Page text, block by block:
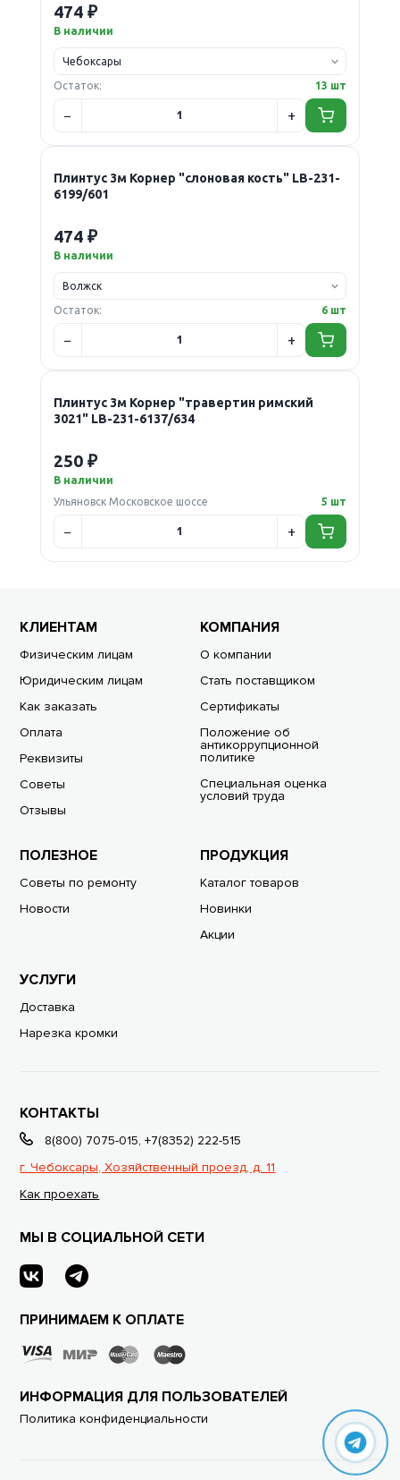
474 ₽
В наличии
Остаток: 13 шт
Плинтус 3м Корнер "слоновая кость" LB-231-
6199/601
474 ₽
В наличии
Остаток: 6 шт
Плинтус 3м Корнер "травертин римский
3021" LB-231-6137/634
250 ₽
В наличии
Ульяновск Московское шоссе
5 шт
КЛИЕНТАМ
Физическим лицам
Юридическим лицам
Как заказать
Оплата
Реквизиты
Советы
Отзывы
КОМПАНИЯ
О компании
Стать поставщиком
Сертификаты
Положение об
антикоррупционной
политике
Специальная оценка
условий труда
ПОЛЕЗНОЕ
Советы по ремонту
Новости
ПРОДУКЦИЯ
Каталог товаров
Новинки
Акции
УСЛУГИ
Доставка
Нарезка кромки
КОНТАКТЫ
8(800) 7075-015,+7(8352) 222-515
г. Чебоксары, Хозяйственный проезд, д. 11
Как проехать
МЫ В СОЦИАЛЬНОЙ СЕТИ
ПРИНИМАЕМ К ОПЛАТЕ
ИНФОРМАЦИЯ ДЛЯ ПОЛЬЗОВАТЕЛЕЙ
Политика конфиденциальности